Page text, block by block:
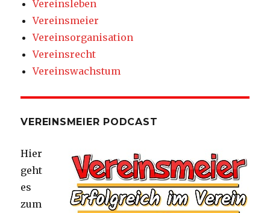
Vereinsleben
Vereinsmeier
Vereinsorganisation
Vereinsrecht
Vereinswachstum
VEREINSMEIER PODCAST
Hier
geht
es
zum